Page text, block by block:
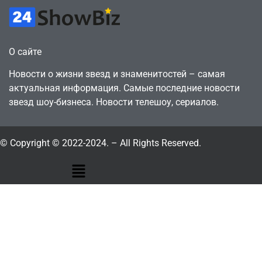
О сайте
Новости о жизни звезд и знаменитостей – самая
актуальная информация. Самые последние новости
звезд шоу-бизнеса. Новости телешоу, сериалов.
© Copyright © 2022-2024. – All Rights Reserved.